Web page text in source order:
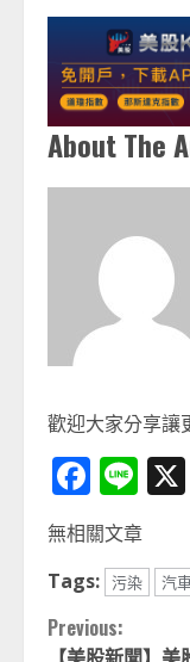
About The
歡迎大家分享讓
無相關文章
Tags: 污染 汽
Continue
Previous:
【美股新聞】